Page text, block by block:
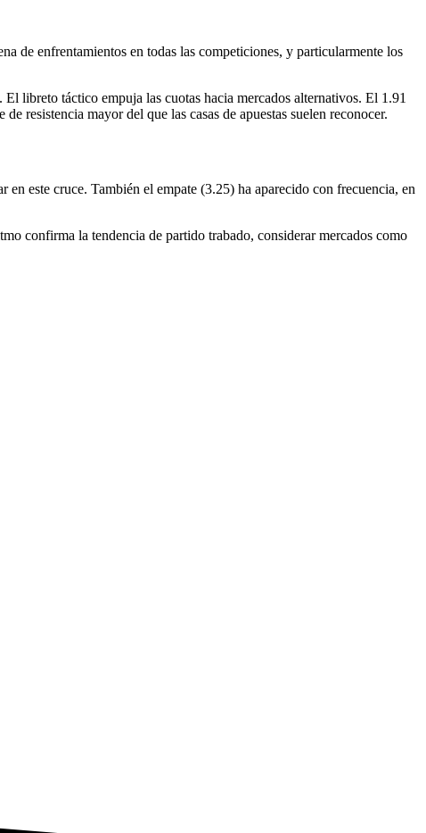
de enfrentamientos en todas las competiciones, y particularmente los
libreto táctico empuja las cuotas hacia mercados alternativos. El 1.91
resistencia mayor del que las casas de apuestas suelen reconocer.
este cruce. También el empate (3.25) ha aparecido con frecuencia, en
confirma la tendencia de partido trabado, considerar mercados como